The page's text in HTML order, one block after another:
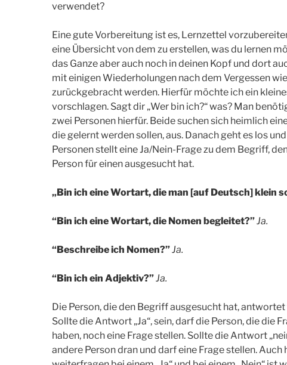
verwendet?
Eine gute Vorbereitung ist es, Lernzettel
eine Übersicht von dem zu erstellen, was du lernen
das Ganze aber auch noch in deinen Kopf und dort
mit einigen Wiederholungen nach dem Vergessen
zurückgebracht werden. Hierfür möchte ich ein
vorschlagen. Sagt dir „Wer bin ich?“ was? Man
zwei Personen hierfür. Beide suchen sich heimlich
die gelernt werden sollen, aus. Danach geht es los
Personen stellt eine Ja/Nein-Frage zu dem Begriff,
Person für einen ausgesucht hat.
„Bin ich eine Wortart, die man [auf Deutsch] klein
“Bin ich eine Wortart, die Nomen begleitet?”Ja.
“Beschreibe ich Nomen?”Ja.
“Bin ich ein Adjektiv?”Ja.
Die Person, die den Begriff ausgesucht hat,
Sollte die Antwort „Ja“, sein, darf die Person, die die
haben, noch eine Frage stellen. Sollte die Antwort
andere Person dran und darf eine Frage stellen. Auch